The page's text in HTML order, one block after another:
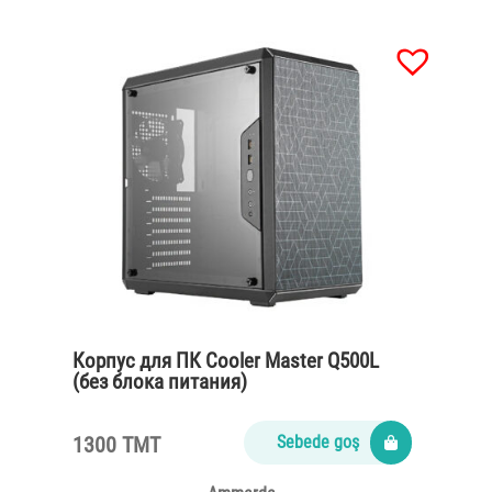
Корпус для ПК Cooler Master Q500L
(без блока питания)
1300 TMT Sebede goş